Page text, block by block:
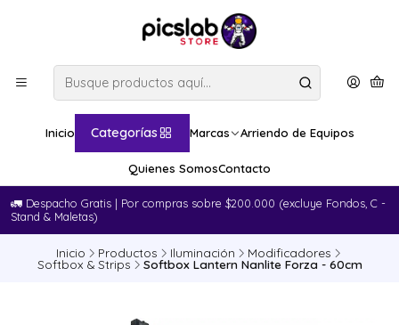
Inicio Categorías Marcas Arriendo de Equipos
Quienes SomosContacto
🚛​ Despacho Gratis | Por compras sobre $200.000 (excluye Fondos, C -
Stand & Maletas)
Inicio Productos Iluminación Modificadores
Softbox & Strips Softbox Lantern Nanlite Forza - 60cm